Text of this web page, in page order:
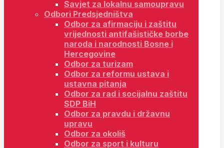
Savjet za lokalnu samoupravu
Odbori Predsjedništva
Odbor za afirmaciju i zaštitu
vrijednosti antifašističke borbe
naroda i narodnosti Bosne i
Hercegovine
Odbor za turizam
Odbor za reformu ustava i
ustavna pitanja
Odbor za rad i socijalnu zaštitu
SDP BiH
Odbor za pravdu i državnu
upravu
Odbor za okoliš
Odbor za sport i kulturu